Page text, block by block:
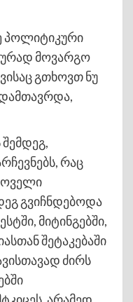
პოლიტიკური
მოვარგო
გთხოვთ ნუ
დამთავრდა,
რაც
გვიჩნდებოდა
მიტინგებში,
შეტაკებაში
ძირს